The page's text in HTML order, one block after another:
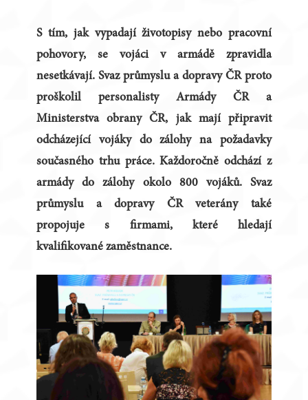
S tím, jak vypadají životopisy nebo pracovní
pohovory, se vojáci v armádě zpravidla
nesetkávají. Svaz průmyslu a dopravy ČR proto
proškolil personalisty Armády ČR a
Ministerstva obrany ČR, jak mají připravit
odcházející vojáky do zálohy na požadavky
současného trhu práce. Každoročně odchází z
armády do zálohy okolo 800 vojáků. Svaz
průmyslu a dopravy ČR veterány také
propojuje s firmami, které hledají
kvalifikované zaměstnance.